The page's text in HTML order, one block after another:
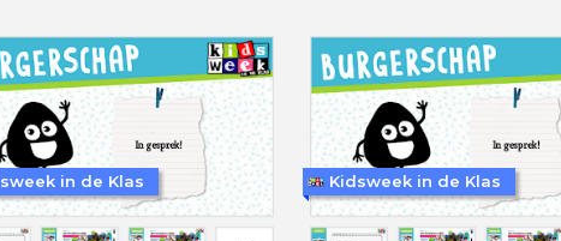
in de Klas Kidsweek in de Klas